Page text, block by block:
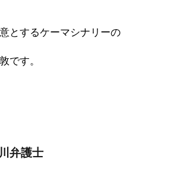
とするケーマシナリーの
です。
弁護士